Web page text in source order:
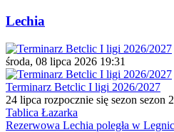
Lechia
środa, 08 lipca 2026 19:31
Terminarz Betclic I ligi 2026/2027
24 lipca rozpocznie się sezon
Tablica Łazarka
Rezerwowa Lechia poległa w